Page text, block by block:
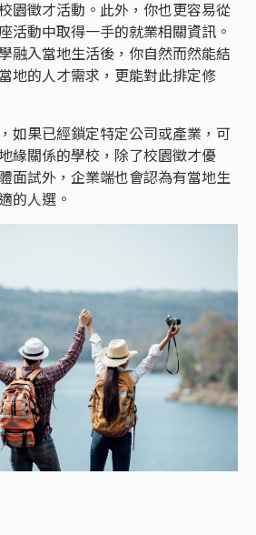
園徵才活動。此外，你也更容易從
活動中取得一手的就業相關資訊。
融入當地生活後，你自然而然能結
地的人才需求，更能對此排定修
如果已經鎖定特定公司或產業，可
緣關係的學校，除了校園徵才優
面試外，企業端也會認為有當地生
的人選。